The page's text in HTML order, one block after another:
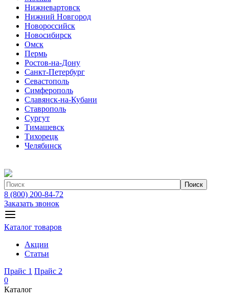
Нижневартовск
Нижний Новгород
Новороссийск
Новосибирск
Омск
Пермь
Ростов-на-Дону
Санкт-Петербург
Севастополь
Симферополь
Славянск-на-Кубани
Ставрополь
Сургут
Тимашевск
Тихорецк
Челябинск
Поиск
8 (800) 200-84-72
Заказать звонок
Каталог товаров
Акции
Статьи
Прайс 1 Прайс 2
0
Каталог